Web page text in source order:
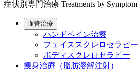
症状別専門治療 Treatments by Symptom
血管治療
ハンドベイン治療
フェイススクレロセラピー
ボディスクレロセラピー
痩身治療（脂肪溶解注射）